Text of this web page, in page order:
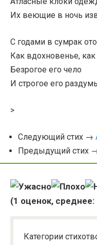
Их веющие в ночь
С годами в сумрак
Как вдохновенье,
Безрогое его чело
И строгое его
>
Следующий стих →
Предыдущий стих
(1 оценок, среднее:
Категории